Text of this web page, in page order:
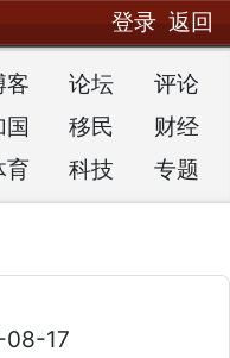
登录 返回
客 论坛
评论
国 移民
财经
育 科技 专题
08-17